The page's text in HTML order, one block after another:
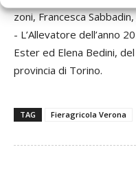
zoni, Francesca
- L’Allevatore dell’anno
Ester ed Elena Bedini,
provincia di Torino.
TAG Fieragricola Verona